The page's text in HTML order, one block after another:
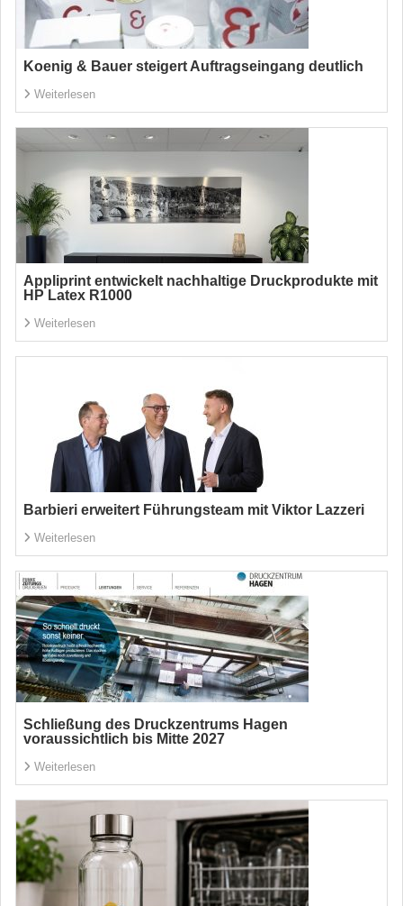
Koenig & Bauer steigert Auftragseingang deutlich
Weiterlesen
Appliprint entwickelt nachhaltige Druckprodukte mit
HP Latex R1000
Weiterlesen
Barbieri erweitert Führungsteam mit Viktor Lazzeri
Weiterlesen
Schließung des Druckzentrums Hagen
voraussichtlich bis Mitte 2027
Weiterlesen